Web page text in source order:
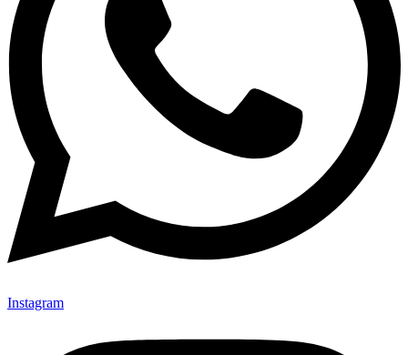
Instagram